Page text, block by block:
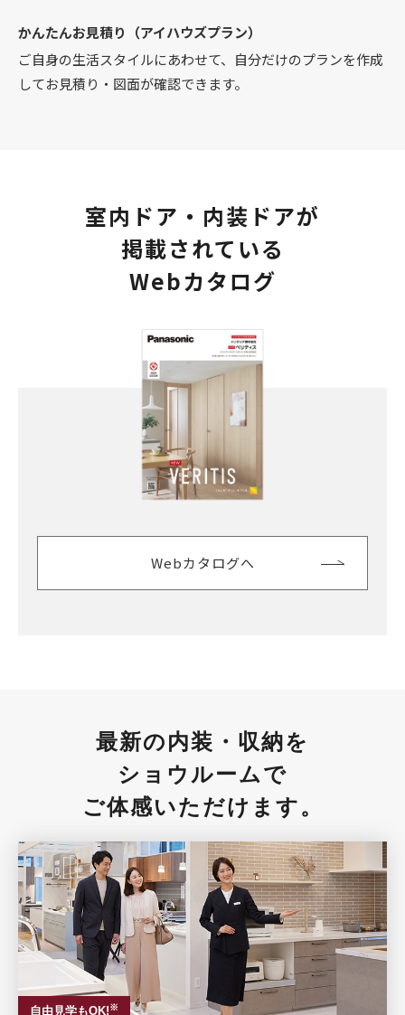
かんたんお見積り（アイハウズプラン）
ご自身の生活スタイルにあわせて、自分だけのプランを作成
してお見積り・図面が確認できます。
室内ドア・内装ドアが
掲載されている
Webカタログ
Webカタログへ
最新の内装・収納を
ショウルームで
ご体感いただけます。
自由見学もOK!※